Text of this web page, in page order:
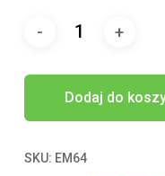
Dodaj do
SKU: EM64